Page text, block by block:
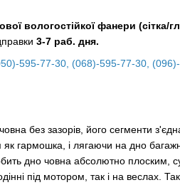
вологостійкої фанери (сітка/
3-7 раб. дня.
595-77-30 (068)-595-77-30
без зазорів, його сегменти
гармошка, і лягаючи на дно
дно човна абсолютно плоским,
під мотором, так і на веслах.